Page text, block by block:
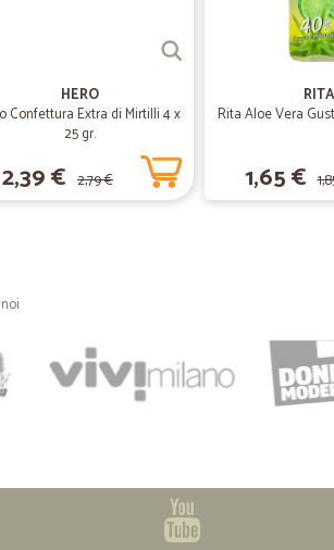
Ho fatto parecchi ordini arrivati…
Ho fatto parecchi ordini arrivati sempre integri e molto
Minetta B.
puntuale comoda…
arrivato in perfette condizioni e in tempi record
Puntualità e precisione. Unico neo : importo minimo per
HERO
Confettura Extra di Mirtilli 4 x
25 gr.
2,39 € 2,79 €
RITA
Rita Aloe Vera
1,65 €